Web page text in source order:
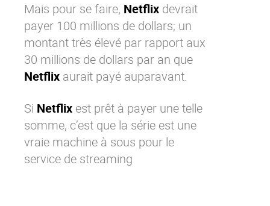
Mais pour se faire, Netflix devrait
payer 100 millions de dollars; un
montant très élevé par rapport aux
30 millions de dollars par an que
Netflix aurait payé auparavant.
Si Netflix est prêt à payer une telle
somme, c’est que la série est une
vraie machine à sous pour le
service de streaming